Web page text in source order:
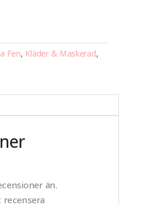
Fen, Kläder & Maskerad,
än.